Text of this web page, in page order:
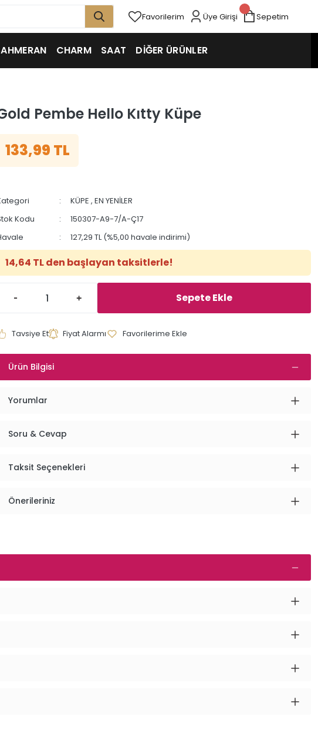
Favorilerim Üye Girişi Sepetim
CHARM SAAT DİĞER ÜRÜNLER
Pembe Hello Kıtty Küpe
133,99 TL
KÜPE ,EN YENİLER
Kodu
150307-A9-7/A-Ç17
127,29 TL (%5,00 havale indirimi)
14,64 TL den başlayan taksitlerle!
Sepete Ekle
Tavsiye Et Fiyat Alarmı
Ürün Bilgisi
Yorumlar
Soru & Cevap
Taksit Seçenekleri
Önerileriniz